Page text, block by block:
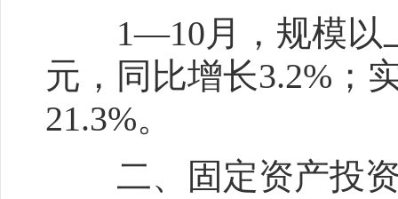
1—10月，规模以上
元，同比增长3.2%；
21.3%。
二、固定资产投